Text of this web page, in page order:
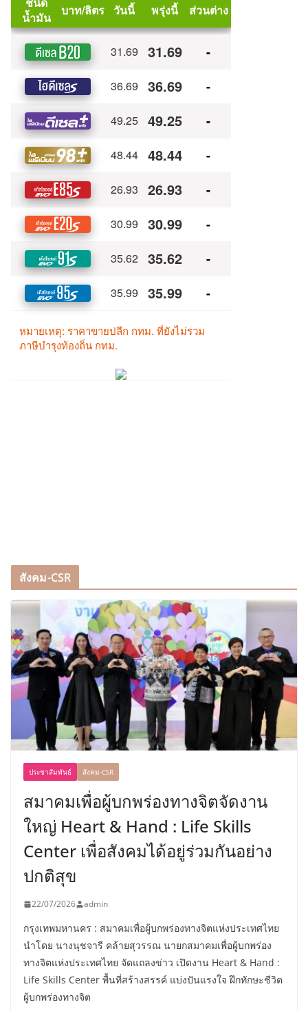
สังคม-CSR
ประชาสัมพันธ์ สังคม-CSR
สมาคมเพื่อผู้บกพร่องทางจิตจัดงาน
ใหญ่ Heart & Hand : Life Skills
Center เพื่อสังคมได้อยู่ร่วมกันอย่าง
ปกติสุข
22/07/2026 admin
กรุงเทพมหานคร : สมาคมเพื่อผู้บกพร่องทางจิตแห่งประเทศไทย
นำโดย นางนุชจารี คล้ายสุวรรณ นายกสมาคมเพื่อผู้บกพร่อง
ทางจิตแห่งประเทศไทย จัดแถลงข่าว เปิดงาน Heart & Hand :
Life Skills Center พื้นที่สร้างสรรค์ แบ่งปันแรงใจ ฝึกทักษะชีวิต
ผู้บกพร่องทางจิต